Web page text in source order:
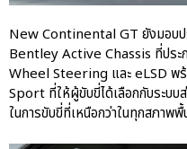
New Continental GT ยังมอบป
Bentley Active Chassis ที่ปร
Wheel Steering และ eLSD
Sport ที่ให้ผู้ขับขี่ได้เลือกกับระบบ
ในการขับขี่ที่เหนือกว่าในทุกสภาพ